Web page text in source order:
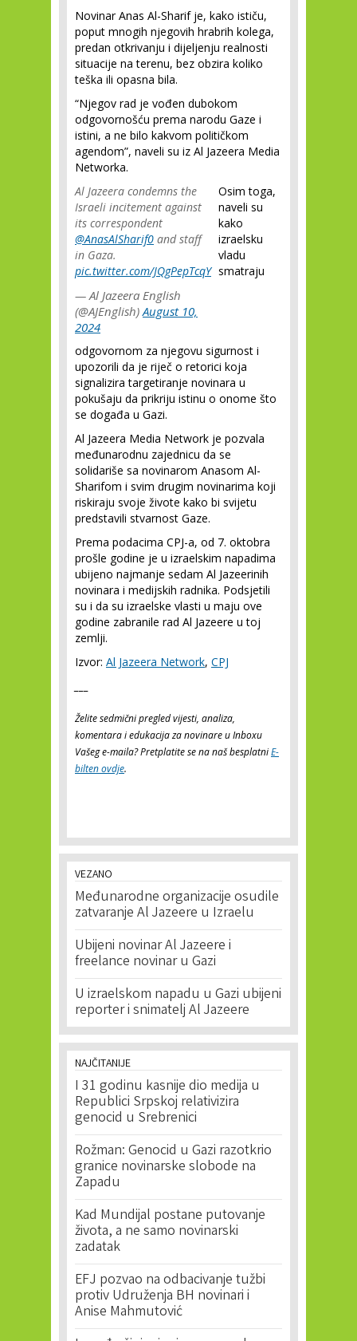
Novinar Anas Al-Sharif je, kako ističu,
poput mnogih njegovih hrabrih kolega,
predan otkrivanju i dijeljenju realnosti
situacije na terenu, bez obzira koliko
teška ili opasna bila.
“Njegov rad je vođen dubokom
odgovornošću prema narodu Gaze i
istini, a ne bilo kakvom političkom
agendom”, naveli su iz Al Jazeera Media
Networka.
Al Jazeera condemns the
Israeli incitement against
its correspondent
@AnasAlSharif0 and staff
in Gaza.
pic.twitter.com/JQgPepTcqY
— Al Jazeera English
(@AJEnglish)August 10,
2024
Osim toga,
naveli su
kako
izraelsku
vladu
smatraju
odgovornom za njegovu sigurnost i
upozorili da je riječ o retorici koja
signalizira targetiranje novinara u
pokušaju da prikriju istinu o onome što
se događa u Gazi.
Al Jazeera Media Network je pozvala
međunarodnu zajednicu da se
solidariše sa novinarom Anasom Al-
Sharifom i svim drugim novinarima koji
riskiraju svoje živote kako bi svijetu
predstavili stvarnost Gaze.
Prema podacima CPJ-a, od 7. oktobra
prošle godine je u izraelskim napadima
ubijeno najmanje sedam Al Jazeerinih
novinara i medijskih radnika. Podsjetili
su i da su izraelske vlasti u maju ove
godine zabranile rad Al Jazeere u toj
zemlji.
Izvor: Al Jazeera Network, CPJ
Želite sedmični pregled vijesti, analiza,
komentara i edukacija za novinare u Inboxu
Vašeg e-maila? Pretplatite se na naš besplatniE-
bilten ovdje.
VEZANO
Međunarodne organizacije osudile
zatvaranje Al Jazeere u Izraelu
Ubijeni novinar Al Jazeere i
freelance novinar u Gazi
U izraelskom napadu u Gazi ubijeni
reporter i snimatelj Al Jazeere
NAJČITANIJE
I 31 godinu kasnije dio medija u
Republici Srpskoj relativizira
genocid u Srebrenici
Rožman: Genocid u Gazi razotkrio
granice novinarske slobode na
Zapadu
Kad Mundijal postane putovanje
života, a ne samo novinarski
zadatak
EFJ pozvao na odbacivanje tužbi
protiv Udruženja BH novinari i
Anise Mahmutović